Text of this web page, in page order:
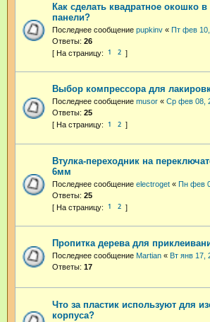
Как сделать квадратное окошко
панели?
Последнее сообщение pupkinv « Пт фев
Ответы: 26
1 2
Выбор компрессора для
Последнее сообщение musor « Ср фев 08,
Ответы: 25
1 2
Втулка-переходник на
6мм
Последнее сообщение electroget « Пн фев
Ответы: 25
1 2
Пропитка дерева для
Последнее сообщение Martian « Вт янв 17,
Ответы: 17
Что за пластик используют для
корпуса?